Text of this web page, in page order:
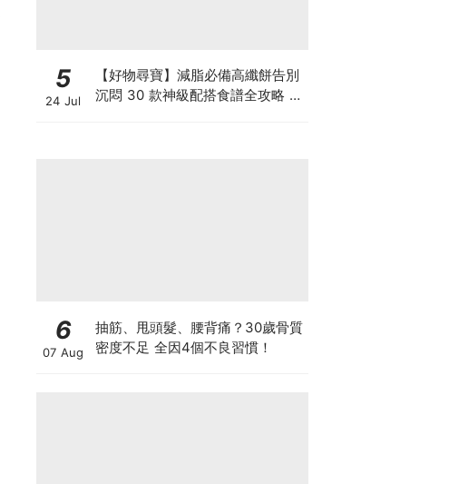
5
24 Jul
【好物尋寶】減脂必備高纖餅告別
沉悶 30 款神級配搭食譜全攻略 日
6
07 Aug
抽筋、甩頭髮、腰背痛？30歲骨質
密度不足 全因4個不良習慣！